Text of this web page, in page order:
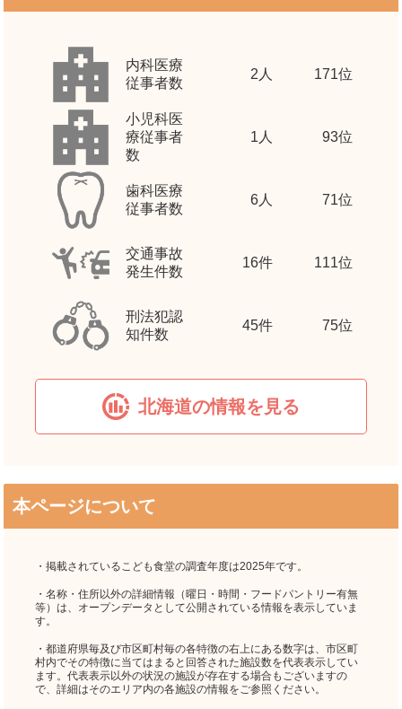
内科医療
従事者数
2 人 171位
小児科医
療従事者
数
1 人 93位
歯科医療
従事者数
6人 71位
交通事故
発生件数
16件 111位
刑法犯認
知件数
45件 75位
北海道の情報を見る
本ページについて
・掲載されているこども食堂の調査年度は2025年です。
・名称・住所以外の詳細情報（曜日・時間・フードパントリー有無
等）は、オープンデータとして公開されている情報を表示していま
す。
・都道府県毎及び市区町村毎の各特徴の右上にある数字は、市区町
村内でその特徴に当てはまると回答された施設数を代表表示してい
ます。代表表示以外の状況の施設が存在する場合もございますの
で、詳細はそのエリア内の各施設の情報をご参照ください。